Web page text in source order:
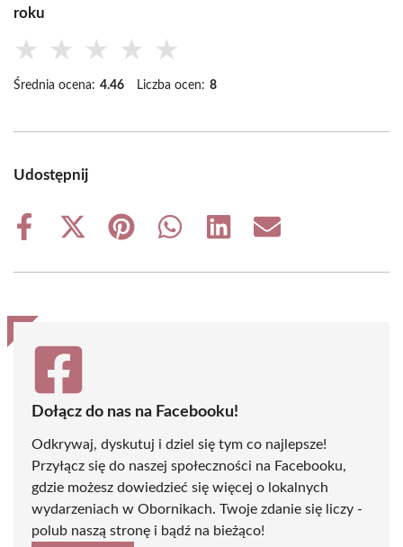
roku
★ ★ ★ ★ ★
Średnia ocena: 4.46 Liczba ocen: 8
Udostępnij
Share
Share
(Twitter)
Share
Share
Share
Share
Dołącz do nas na Facebooku!
Odkrywaj, dyskutuj i dziel się tym co najlepsze!
Przyłącz się do naszej społeczności na Facebooku,
gdzie możesz dowiedzieć się więcej o lokalnych
wydarzeniach w Obornikach. Twoje zdanie się liczy -
polub naszą stronę i bądź na bieżąco!